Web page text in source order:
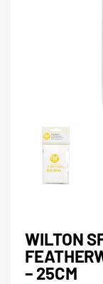
WILTON
– 25CM